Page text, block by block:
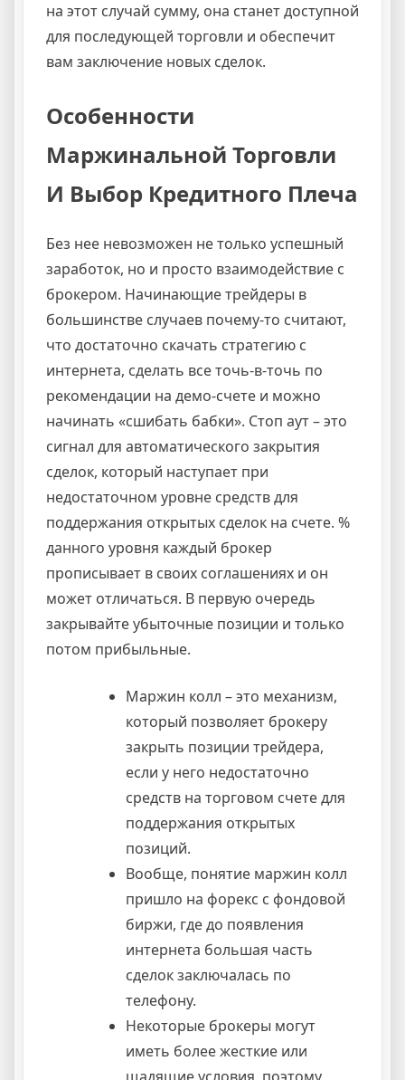
на этот случай сумму, она станет доступной
для последующей торговли и обеспечит
вам заключение новых сделок.
Особенности
Маржинальной Торговли
И Выбор Кредитного Плеча
Без нее невозможен не только успешный
заработок, но и просто взаимодействие с
брокером. Начинающие трейдеры в
большинстве случаев почему-то считают,
что достаточно скачать стратегию с
интернета, сделать все точь-в-точь по
рекомендации на демо-счете и можно
начинать «сшибать бабки». Стоп аут – это
сигнал для автоматического закрытия
сделок, который наступает при
недостаточном уровне средств для
поддержания открытых сделок на счете. %
данного уровня каждый брокер
прописывает в своих соглашениях и он
может отличаться. В первую очередь
закрывайте убыточные позиции и только
потом прибыльные.
Маржин колл – это механизм,
который позволяет брокеру
закрыть позиции трейдера,
если у него недостаточно
средств на торговом счете для
поддержания открытых
позиций.
Вообще, понятие маржин колл
пришло на форекс с фондовой
биржи, где до появления
интернета большая часть
сделок заключалась по
телефону.
Некоторые брокеры могут
иметь более жесткие или